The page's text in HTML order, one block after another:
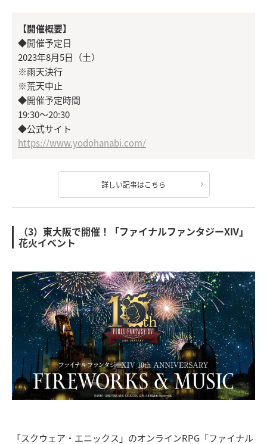
【開催概要】
◆開催予定日
2023年8月5日（土）
※雨天決行
※荒天中止
◆開催予定時間
19:30～20:30
◆公式サイト
https://www.yodohanabi.com/
詳しい記事はこちら
（3）東大阪で開催！「ファイナルファンタジーXIV」
花火イベント
「スクウェア・エニックス」のオンラインRPG「ファイナル